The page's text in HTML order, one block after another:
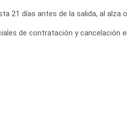
21 días antes de la salida, al
de contratación y cancelación